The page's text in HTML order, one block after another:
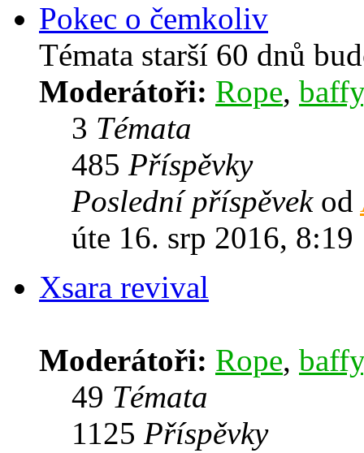
Pokec o čemkoliv
Témata starší 60 dnů
Moderátoři: Rope, baffy
3 Témata
485 Příspěvky
Poslední příspěvekod
úte 16. srp 2016, 8:19
Xsara revival
Moderátoři: Rope, baffy
49 Témata
1125 Příspěvky